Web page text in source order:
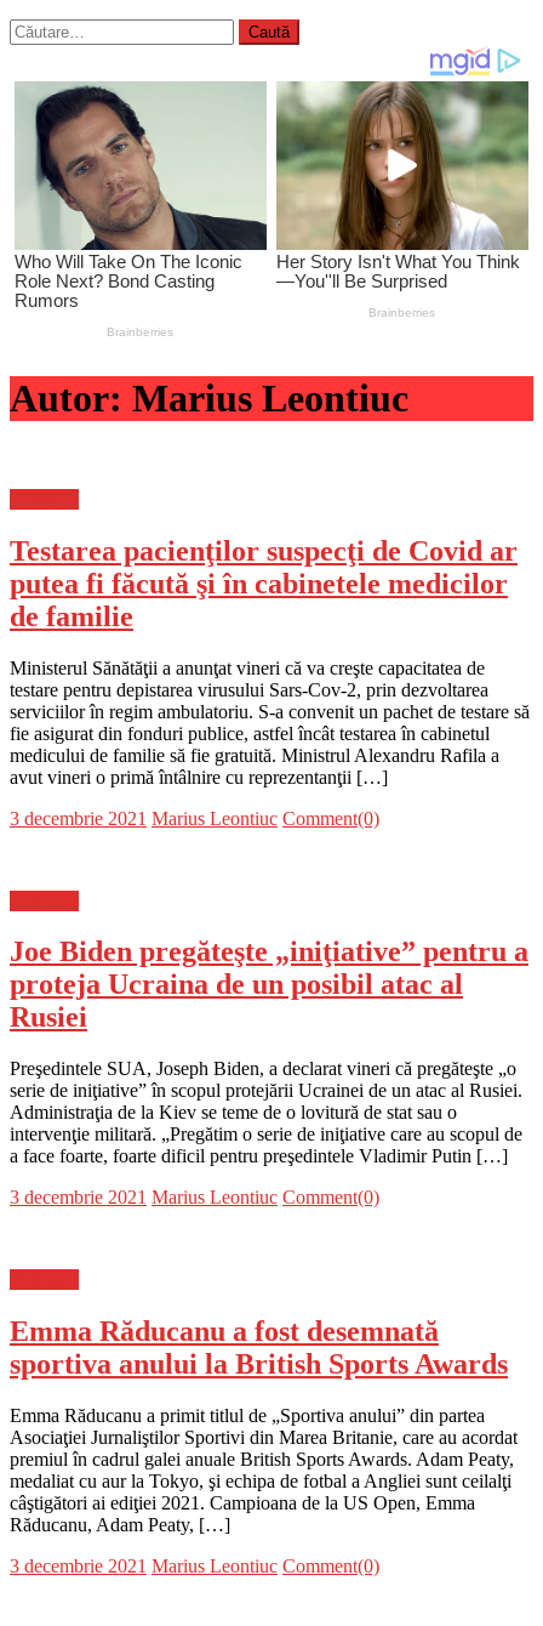
Caută
după:
Autor: Marius Leontiuc
Testarea pacienţilor suspecţi de Covid ar
putea fi făcută şi în cabinetele medicilor
de familie
Ministerul Sănătăţii a anunţat vineri că va creşte capacitatea de
testare pentru depistarea virusului Sars-Cov-2, prin dezvoltarea
serviciilor în regim ambulatoriu. S-a convenit un pachet de testare să
fie asigurat din fonduri publice, astfel încât testarea în cabinetul
medicului de familie să fie gratuită. Ministrul Alexandru Rafila a
avut vineri o primă întâlnire cu reprezentanţii […]
Posted
3 decembrie 2021 Author
Marius Leontiuc Comment(0)
Joe Biden pregăteşte „iniţiative” pentru a
proteja Ucraina de un posibil atac al
Rusiei
Preşedintele SUA, Joseph Biden, a declarat vineri că pregăteşte „o
serie de iniţiative” în scopul protejării Ucrainei de un atac al Rusiei.
Administraţia de la Kiev se teme de o lovitură de stat sau o
intervenţie militară. „Pregătim o serie de iniţiative care au scopul de
a face foarte, foarte dificil pentru preşedintele Vladimir Putin […]
Posted
3 decembrie 2021 Author
Marius Leontiuc Comment(0)
Emma Răducanu a fost desemnată
sportiva anului la British Sports Awards
Emma Răducanu a primit titlul de „Sportiva anului” din partea
Asociaţiei Jurnaliştilor Sportivi din Marea Britanie, care au acordat
premiul în cadrul galei anuale British Sports Awards. Adam Peaty,
medaliat cu aur la Tokyo, şi echipa de fotbal a Angliei sunt ceilalţi
câştigători ai ediţiei 2021. Campioana de la US Open, Emma
Răducanu, Adam Peaty, […]
Posted
3 decembrie 2021 Author
Marius Leontiuc Comment(0)